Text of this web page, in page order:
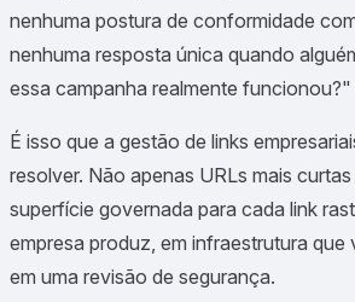
nenhuma postura de conformidade
nenhuma resposta única quando
essa campanha realmente funcionou?"
É isso que a gestão de links
resolver. Não apenas URLs mais
superfície governada para cada link
empresa produz, em infraestrutura
em uma revisão de segurança.